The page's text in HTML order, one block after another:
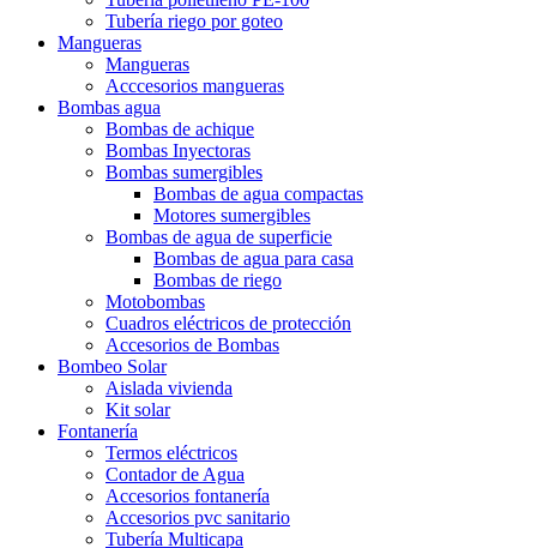
Tubería riego por goteo
Mangueras
Mangueras
Acccesorios mangueras
Bombas agua
Bombas de achique
Bombas Inyectoras
Bombas sumergibles
Bombas de agua compactas
Motores sumergibles
Bombas de agua de superficie
Bombas de agua para casa
Bombas de riego
Motobombas
Cuadros eléctricos de protección
Accesorios de Bombas
Bombeo Solar
Aislada vivienda
Kit solar
Fontanería
Termos eléctricos
Contador de Agua
Accesorios fontanería
Accesorios pvc sanitario
Tubería Multicapa